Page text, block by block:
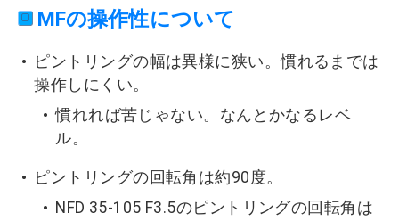
MFの操作性について
ピントリングの幅は異様に狭い。慣れるまでは
操作しにくい。
慣れれば苦じゃない。なんとかなるレベ
ル。
ピントリングの回転角は約90度。
NFD 35-105 F3.5のピントリングの回転角は